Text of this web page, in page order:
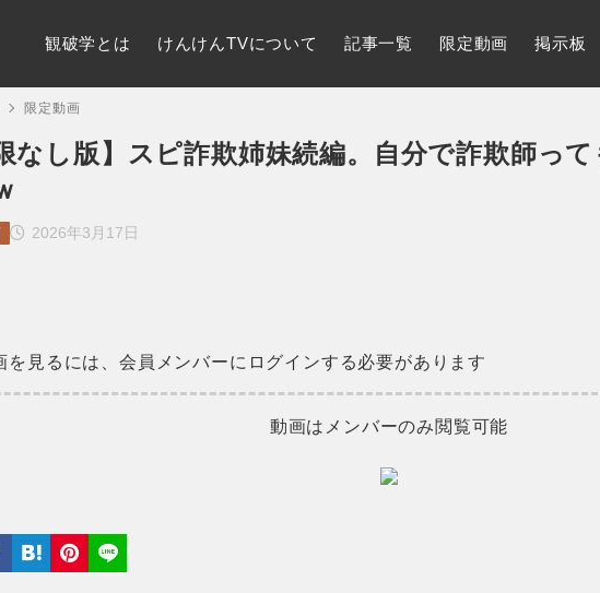
観破学とは けんけんTVについて 記事一覧 限定動画 掲示板
限定動画
なし版】スピ詐欺姉妹続編。自分で詐欺師っ
2026年3月17日
を見るには、会員メンバーにログインする必要があります
動画はメンバーのみ閲覧可能